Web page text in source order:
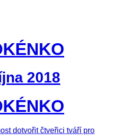
2018
dotvořit čtveřici tváří pro